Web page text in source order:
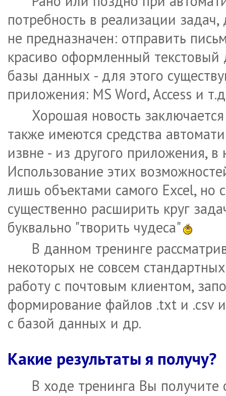
потребность в реализации
не предназначен: отправить
красиво оформленный
базы данных - для этого
приложения: MS Word, Access и
Хорошая новость
также имеются средства
извне - из другого приложения, в
Использование этих
лишь объектами самого Excel, но
существенно расширить круг
буквально "творить чудеса"
В данном тренинге
некоторых не совсем
работу с почтовым клиентом,
формирование файлов .txt и .csv
с базой данных и др.
Какие результаты я получу?
В ходе тренинга Вы получите